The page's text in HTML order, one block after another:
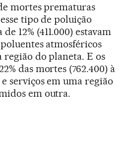
mortes prematuras
tipo de poluição
12% (411.000) estavam
atmosféricos
do planeta. E os
das mortes (762.400) à
serviços em uma região
em outra.